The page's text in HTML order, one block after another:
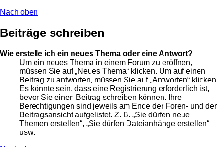
Nach oben
Beiträge schreiben
Wie erstelle ich ein neues Thema oder eine Antwort?
Um ein neues Thema in einem Forum zu eröffnen,
müssen Sie auf „Neues Thema“ klicken. Um auf einen
Beitrag zu antworten, müssen Sie auf „Antworten“ klicken.
Es könnte sein, dass eine Registrierung erforderlich ist,
bevor Sie einen Beitrag schreiben können. Ihre
Berechtigungen sind jeweils am Ende der Foren- und der
Beitragsansicht aufgelistet. Z. B. „Sie dürfen neue
Themen erstellen“, „Sie dürfen Dateianhänge erstellen“
usw.